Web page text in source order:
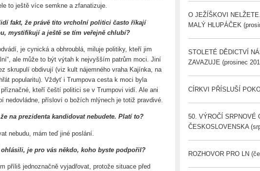
to ještě více semkne a zfanatizuje.
fakt, že právě tito vrcholní politici často říkají
mystifikují a ještě se tím veřejně chlubí?
je cynická a obhroublá, miluje politiky, kteří jim
ale může to být výtah k nejvyšším patrům moci. Jiní
skrupulí obdivují (viz kult nájemného vraha Kajínka, na
popularitu). Vždyť i Trumpova cesta k moci byla
kteří čeští politici se v Trumpovi vidí. Ale ani
nedovládne, přísloví o božích mlýnech je totiž pravdivé.
na prezidenta kandidovat nebudete. Platí to?
nebudu, mám teď jiné poslání.
je pro vás někdo, koho byste podpořil?
příliš jednoznačně vyjadřovat, protože situace před
O JEŽÍŠKOVI
MALÝ HLUPÁČEK
STOLETÉ DĚDICTVÍ
ZAVAZUJE (prosinec
CÍRKVI PŘÍSLUŠÍ
50. VÝROČÍ SRPNOVÉ
ČESKOSLOVENSKA
ROZHOVOR PRO LN